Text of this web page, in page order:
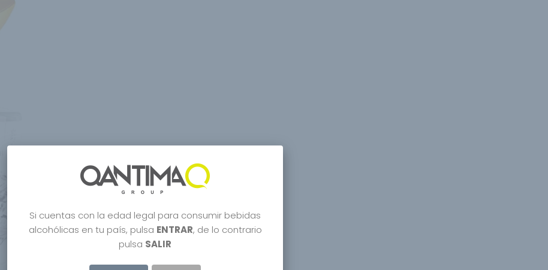
Si cuentas con la edad legal para consumir bebidas
alcohólicas en tu país, pulsa ENTRAR, de lo contrario
pulsa SALIR